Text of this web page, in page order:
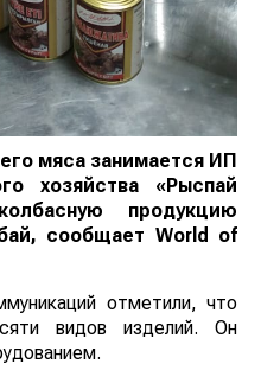
мяса занимается ИП
хозяйства «Рыспай
продукцию
сообщает World of
отметили, что
видов изделий. Он